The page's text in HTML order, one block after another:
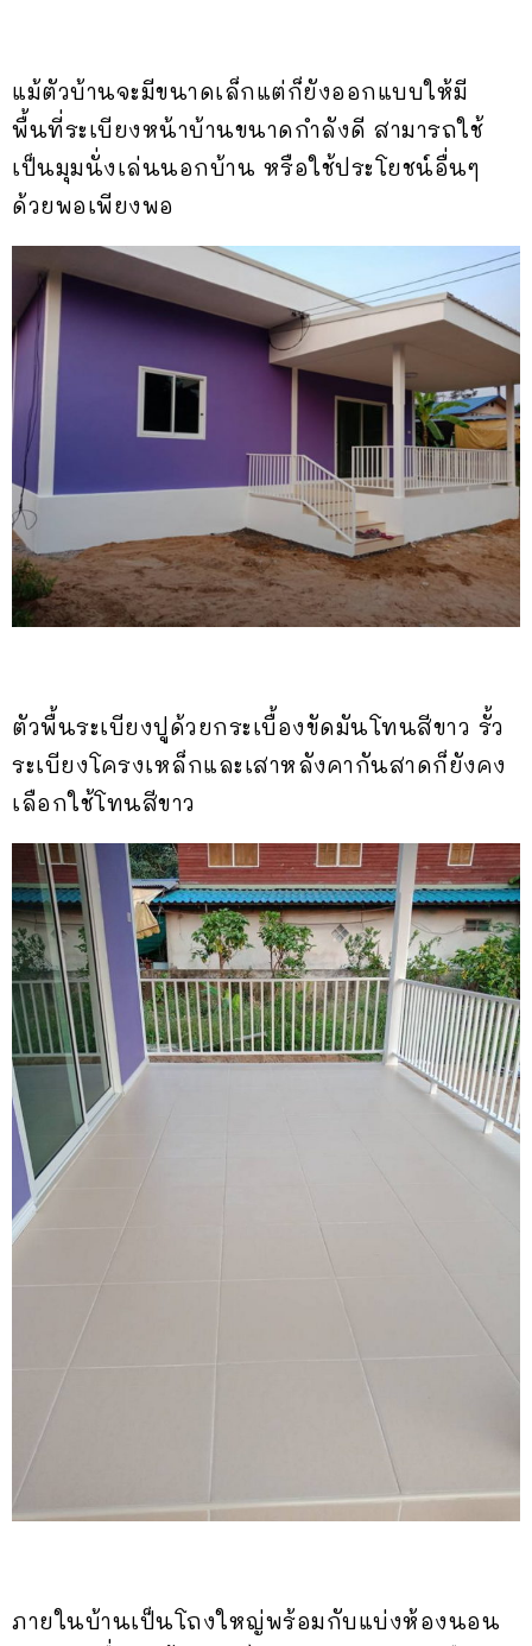
แม้ตัวบ้านจะมีขนาดเล็กแต่ก็ยังออกแบบให้มี
พื้นที่ระเบียงหน้าบ้านขนาดกำลังดี สามารถใช้
เป็นมุมนั่งเล่นนอกบ้าน หรือใช้ประโยชน์อื่นๆ
ด้วยพอเพียงพอ
ตัวพื้นระเบียงปูด้วยกระเบื้องขัดมันโทนสีขาว รั้ว
ระเบียงโครงเหล็กและเสาหลังคากันสาดก็ยังคง
เลือกใช้โทนสีขาว
ภายในบ้านเป็นโถงใหญ่พร้อมกับแบ่งห้องนอน